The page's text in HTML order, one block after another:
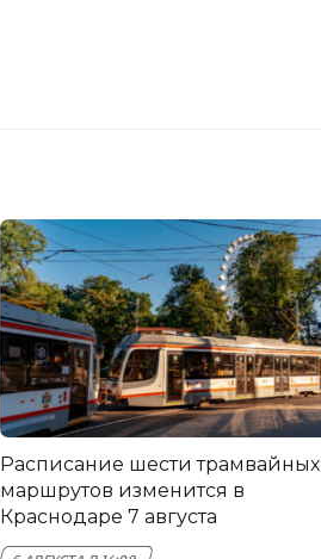
Расписание шести трамвайных
маршрутов изменится в
Краснодаре 7 августа